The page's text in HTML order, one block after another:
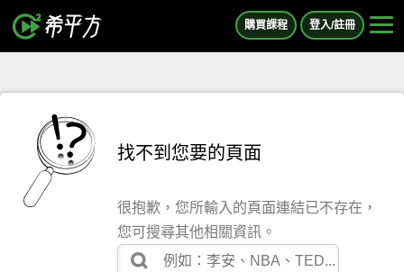
購買課程 登入/註冊
找不到您要的頁面
很抱歉，您所輸入的頁面連結已不存在，
您可搜尋其他相關資訊。